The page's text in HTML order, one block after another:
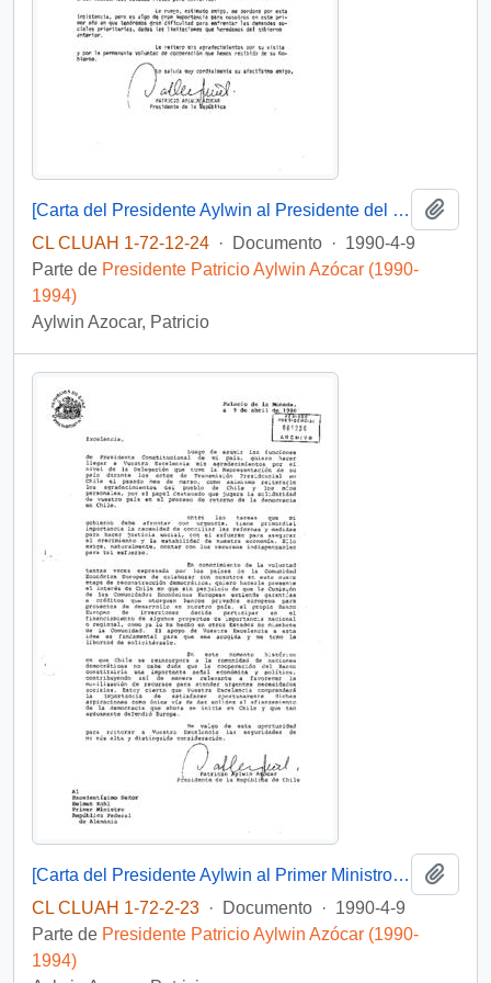
[Carta del Presidente Aylwin al Presidente del Consejo de Ministros].
CL CLUAH 1-72-12-24 · Documento · 1990-4-9
Parte de Presidente Patricio Aylwin Azócar (1990-
1994)
Aylwin Azocar, Patricio
[Carta del Presidente Aylwin al Primer Ministro República Federal de Alemania, enviando agradecimientos].
CL CLUAH 1-72-2-23 · Documento · 1990-4-9
Parte de Presidente Patricio Aylwin Azócar (1990-
1994)